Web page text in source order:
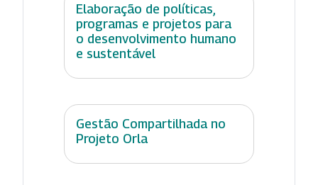
Elaboração de políticas,
programas e projetos para
o desenvolvimento humano
e sustentável
Gestão Compartilhada no
Projeto Orla